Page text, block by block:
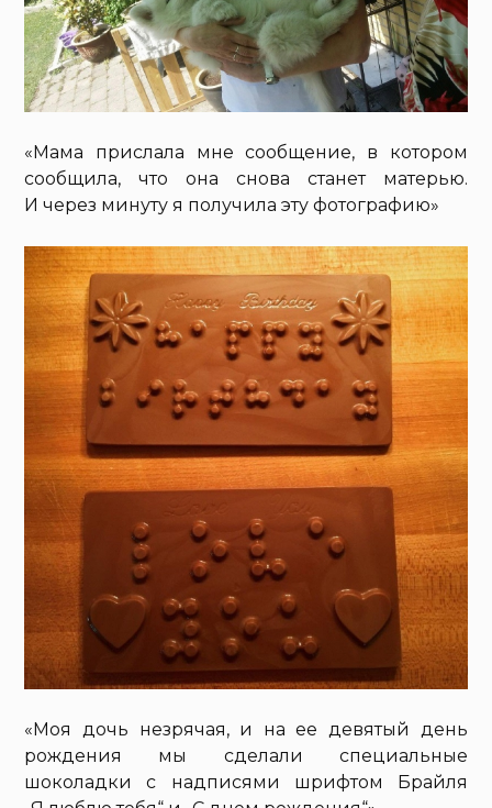
«Мама прислала мне сообщение, в котором
сообщила, что она снова станет матерью.
И через минуту я получила эту фотографию»
«Моя дочь незрячая, и на ее девятый день
рождения мы сделали специальные
шоколадки с надписями шрифтом Брайля